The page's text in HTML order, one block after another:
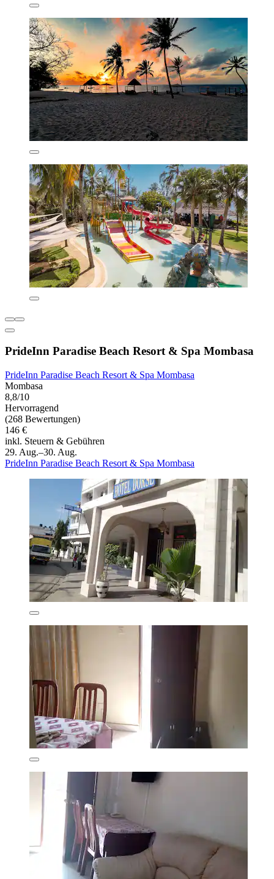
PrideInn Paradise Beach Resort & Spa Mombasa
PrideInn Paradise Beach Resort & Spa Mombasa
Mombasa
8,8/10
Hervorragend
(268 Bewertungen)
146 €
inkl. Steuern & Gebühren
29. Aug.–30. Aug.
PrideInn Paradise Beach Resort & Spa Mombasa